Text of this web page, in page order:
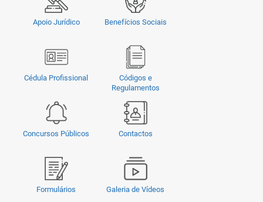
Apoio Jurídico Benefícios Sociais
Cédula Profissional
Códigos e
Regulamentos
Concursos Públicos Contactos
Formulários Galeria de Vídeos